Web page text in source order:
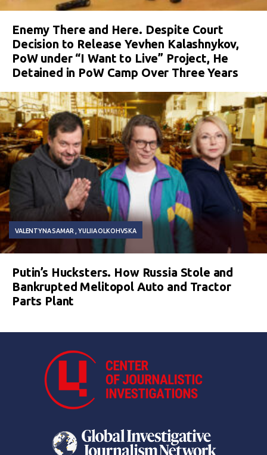
Enemy There and Here. Despite Court
Decision to Release Yevhen Kalashnykov,
PoW under “I Want to Live” Project, He
Detained in PoW Camp Over Three Years
VALENTYNA SAMAR YULIIA OLKOHVSKA
Putin’s Hucksters. How Russia Stole and
Bankrupted Melitopol Auto and Tractor
Parts Plant